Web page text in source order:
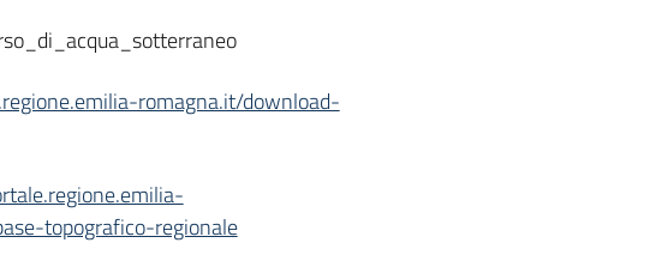
romagna.it/download-
topografico-regionale